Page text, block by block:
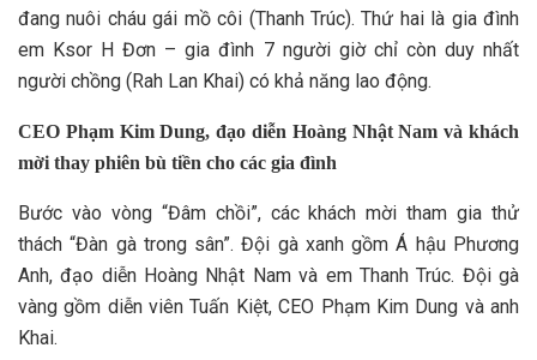
đang nuôi cháu gái mồ côi (Thanh Trúc). Thứ hai là gia đình
em Ksor H Đơn – gia đình 7 người giờ chỉ còn duy nhất
người chồng (Rah Lan Khai) có khả năng lao động.
CEO Phạm Kim Dung, đạo diễn Hoàng Nhật Nam và khách
mời thay phiên bù tiền cho các gia đình
Bước vào vòng “Đâm chồi”, các khách mời tham gia thử
thách “Đàn gà trong sân”. Đội gà xanh gồm Á hậu Phương
Anh, đạo diễn Hoàng Nhật Nam và em Thanh Trúc. Đội gà
vàng gồm diễn viên Tuấn Kiệt, CEO Phạm Kim Dung và anh
Khai.